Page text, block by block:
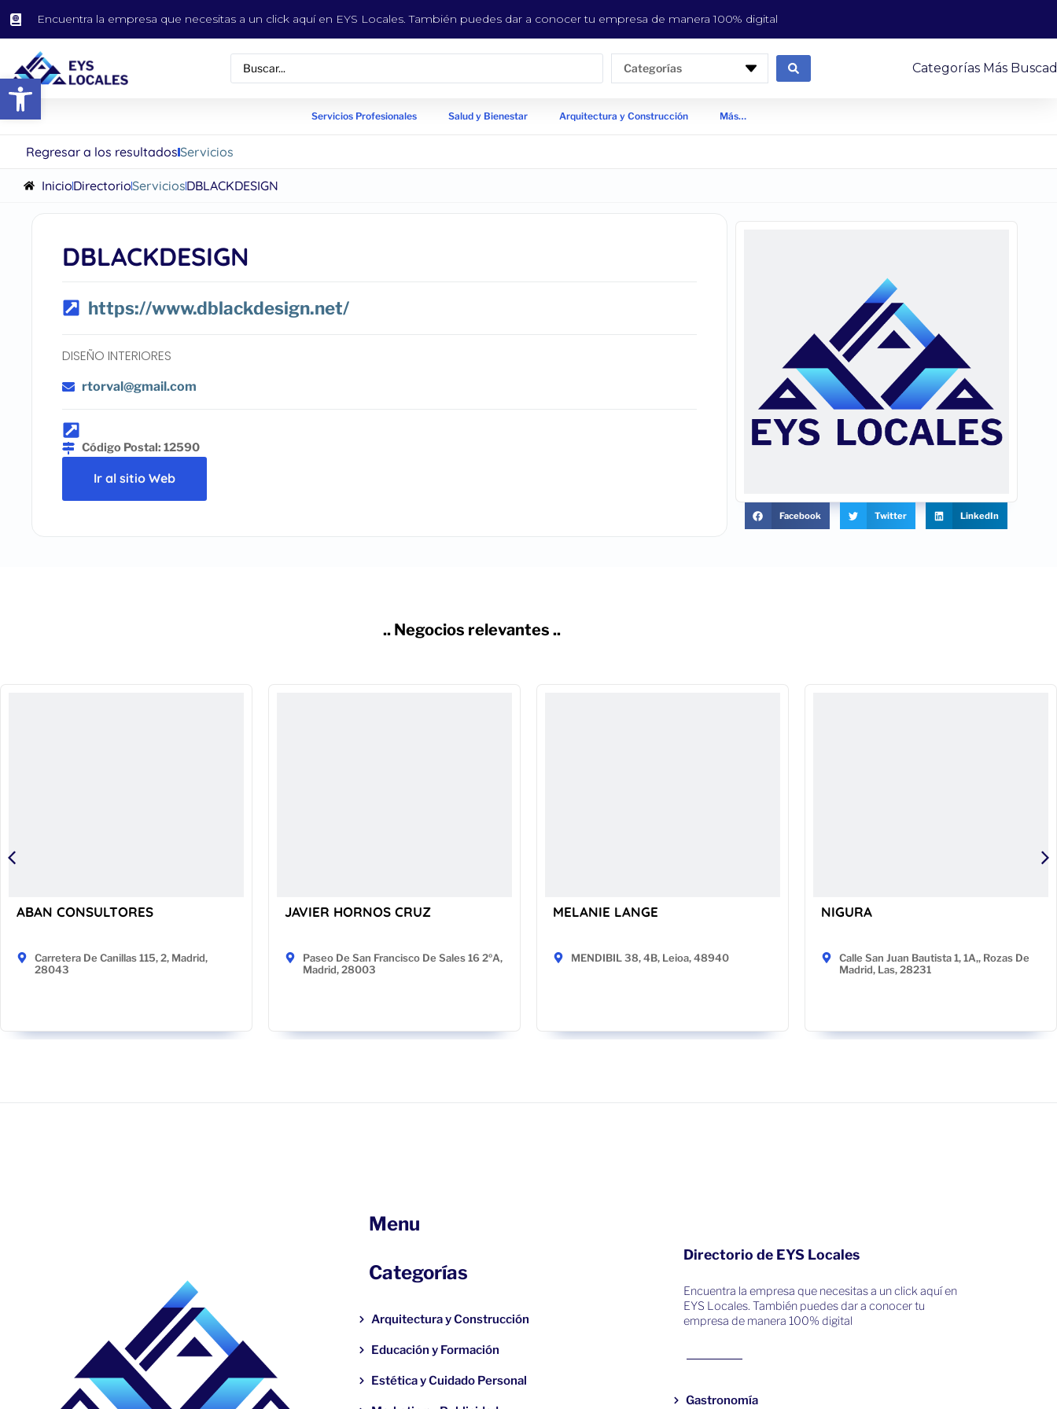
Abrir barra de herramientas
Encuentra la empresa que necesitas a un click aquí en EYS Locales. También puedes dar a conocer tu empresa de manera 100% digital
Categorías Categorías Más
Servicios Profesionales Salud y Bienestar Arquitectura y Construcción Más…
Regresar a los resultadosServicios
InicioDirectorioServiciosDBLACKDESIGN
DBLACKDESIGN
https://www.dblackdesign.net/
DISEÑO INTERIORES
rtorval@gmail.com
Código Postal: 12590
Ir al sitio Web
Facebook Twitter LinkedIn
.. Negocios relevantes ..
ABAN CONSULTORES
Carretera De Canillas 115, 2, Madrid,
28043
JAVIER HORNOS CRUZ
Paseo De San Francisco De Sales 16 2ºA,
Madrid, 28003
MELANIE LANGE
MENDIBIL 38, 4B, Leioa, 48940
NIGURA
Calle San Juan Bautista 1, 1A,, Rozas De
Madrid, Las, 28231
Menu
Categorías
Arquitectura y Construcción
Educación y Formación
Estética y Cuidado Personal
Directorio de EYS Locales
Encuentra la empresa que necesitas a un click aquí en
EYS Locales. También puedes dar a conocer tu
empresa de manera 100% digital
Gastronomía